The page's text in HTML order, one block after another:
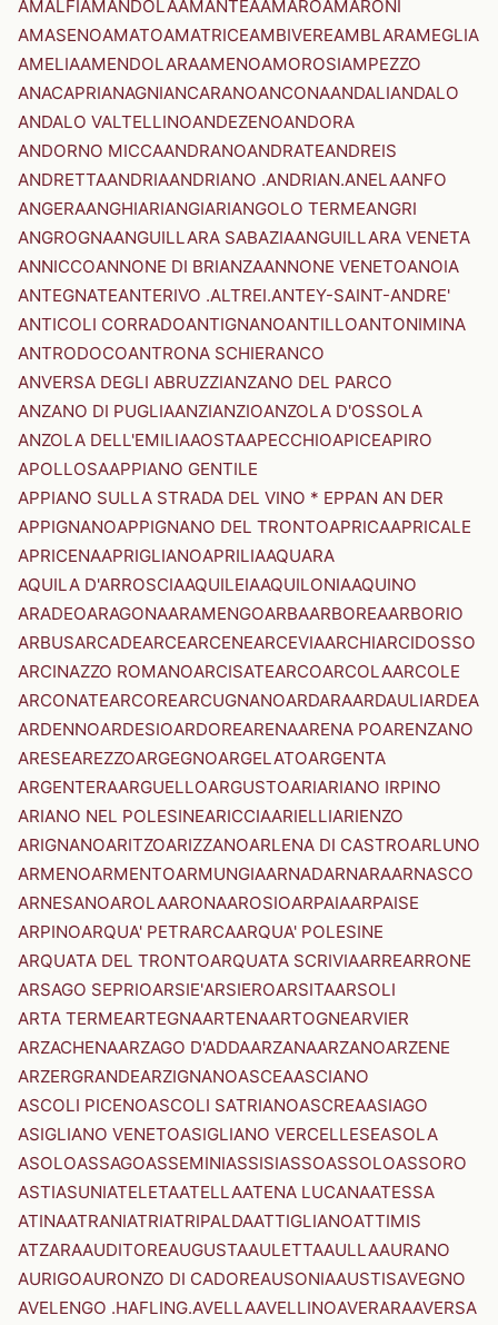
AMALFIAMANDOLAAMANTEAAMAROAMARONI
AMASENOAMATOAMATRICEAMBIVEREAMBLARAMEGLIA
AMELIAAMENDOLARAAMENOAMOROSIAMPEZZO
ANACAPRIANAGNIANCARANOANCONAANDALIANDALO
ANDALO VALTELLINOANDEZENOANDORA
ANDORNO MICCAANDRANOANDRATEANDREIS
ANDRETTAANDRIAANDRIANO .ANDRIAN.ANELAANFO
ANGERAANGHIARIANGIARIANGOLO TERMEANGRI
ANGROGNAANGUILLARA SABAZIAANGUILLARA VENETA
ANNICCOANNONE DI BRIANZAANNONE VENETOANOIA
ANTEGNATEANTERIVO .ALTREI.ANTEY-SAINT-ANDRE'
ANTICOLI CORRADOANTIGNANOANTILLOANTONIMINA
ANTRODOCOANTRONA SCHIERANCO
ANVERSA DEGLI ABRUZZIANZANO DEL PARCO
ANZANO DI PUGLIAANZIANZIOANZOLA D'OSSOLA
ANZOLA DELL'EMILIAAOSTAAPECCHIOAPICEAPIRO
APOLLOSAAPPIANO GENTILE
APPIANO SULLA STRADA DEL VINO * EPPAN AN DER
APPIGNANOAPPIGNANO DEL TRONTOAPRICAAPRICALE
APRICENAAPRIGLIANOAPRILIAAQUARA
AQUILA D'ARROSCIAAQUILEIAAQUILONIAAQUINO
ARADEOARAGONAARAMENGOARBAARBOREAARBORIO
ARBUSARCADEARCEARCENEARCEVIAARCHIARCIDOSSO
ARCINAZZO ROMANOARCISATEARCOARCOLAARCOLE
ARCONATEARCOREARCUGNANOARDARAARDAULIARDEA
ARDENNOARDESIOARDOREARENAARENA POARENZANO
ARESEAREZZOARGEGNOARGELATOARGENTA
ARGENTERAARGUELLOARGUSTOARIARIANO IRPINO
ARIANO NEL POLESINEARICCIAARIELLIARIENZO
ARIGNANOARITZOARIZZANOARLENA DI CASTROARLUNO
ARMENOARMENTOARMUNGIAARNADARNARAARNASCO
ARNESANOAROLAARONAAROSIOARPAIAARPAISE
ARPINOARQUA' PETRARCAARQUA' POLESINE
ARQUATA DEL TRONTOARQUATA SCRIVIAARREARRONE
ARSAGO SEPRIOARSIE'ARSIEROARSITAARSOLI
ARTA TERMEARTEGNAARTENAARTOGNEARVIER
ARZACHENAARZAGO D'ADDAARZANAARZANOARZENE
ARZERGRANDEARZIGNANOASCEAASCIANO
ASCOLI PICENOASCOLI SATRIANOASCREAASIAGO
ASIGLIANO VENETOASIGLIANO VERCELLESEASOLA
ASOLOASSAGOASSEMINIASSISIASSOASSOLOASSORO
ASTIASUNIATELETAATELLAATENA LUCANAATESSA
ATINAATRANIATRIATRIPALDAATTIGLIANOATTIMIS
ATZARAAUDITOREAUGUSTAAULETTAAULLAAURANO
AURIGOAURONZO DI CADOREAUSONIAAUSTISAVEGNO
AVELENGO .HAFLING.AVELLAAVELLINOAVERARAAVERSA